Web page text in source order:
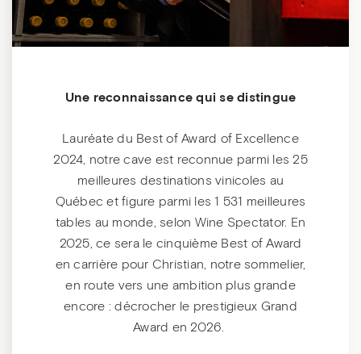
Une reconnaissance qui se distingue
Lauréate du Best of Award of Excellence
2024, notre cave est reconnue parmi les 25
meilleures destinations vinicoles au
Québec et figure parmi les 1 531 meilleures
tables au monde, selon Wine Spectator. En
2025, ce sera le cinquième Best of Award
en carrière pour Christian, notre sommelier,
en route vers une ambition plus grande
encore : décrocher le prestigieux Grand
Award en 2026.